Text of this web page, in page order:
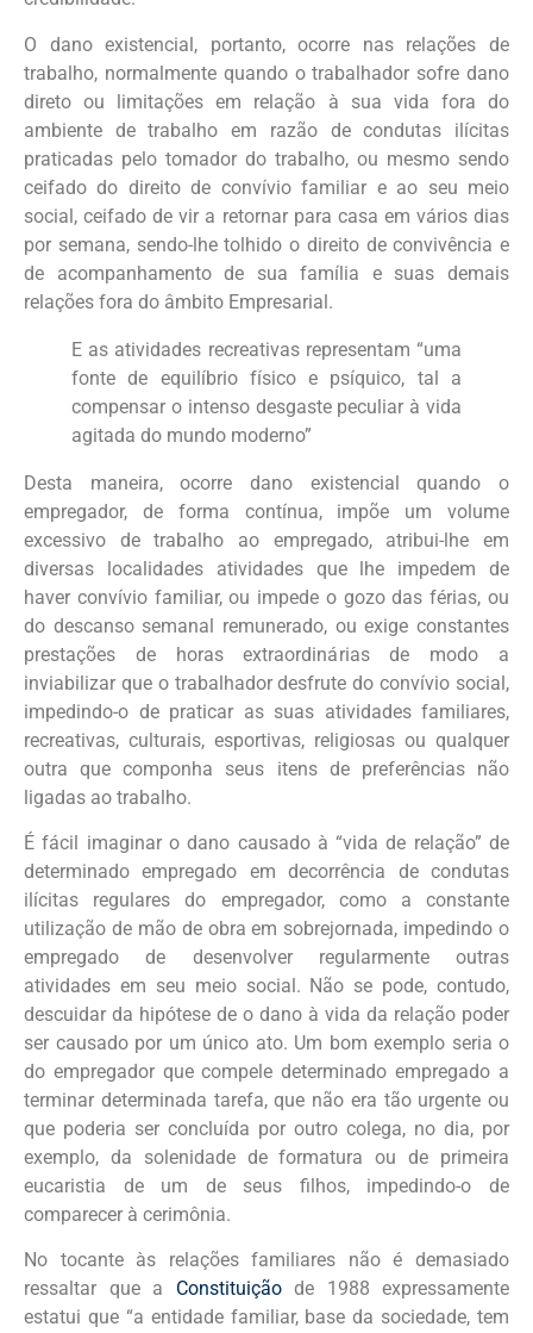
O dano existencial, portanto, ocorre nas relações de
trabalho, normalmente quando o trabalhador sofre dano
direto ou limitações em relação à sua vida fora do
ambiente de trabalho em razão de condutas ilícitas
praticadas pelo tomador do trabalho, ou mesmo sendo
ceifado do direito de convívio familiar e ao seu meio
social, ceifado de vir a retornar para casa em vários dias
por semana, sendo-lhe tolhido o direito de convivência e
de acompanhamento de sua família e suas demais
relações fora do âmbito Empresarial.
E as atividades recreativas representam “uma
fonte de equilíbrio físico e psíquico, tal a
compensar o intenso desgaste peculiar à vida
agitada do mundo moderno”
Desta maneira, ocorre dano existencial quando o
empregador, de forma contínua, impõe um volume
excessivo de trabalho ao empregado, atribui-lhe em
diversas localidades atividades que lhe impedem de
haver convívio familiar, ou impede o gozo das férias, ou
do descanso semanal remunerado, ou exige constantes
prestações de horas extraordinárias de modo a
inviabilizar que o trabalhador desfrute do convívio social,
impedindo-o de praticar as suas atividades familiares,
recreativas, culturais, esportivas, religiosas ou qualquer
outra que componha seus itens de preferências não
ligadas ao trabalho.
É fácil imaginar o dano causado à “vida de relação” de
determinado empregado em decorrência de condutas
ilícitas regulares do empregador, como a constante
utilização de mão de obra em sobrejornada, impedindo o
empregado de desenvolver regularmente outras
atividades em seu meio social. Não se pode, contudo,
descuidar da hipótese de o dano à vida da relação poder
ser causado por um único ato. Um bom exemplo seria o
do empregador que compele determinado empregado a
terminar determinada tarefa, que não era tão urgente ou
que poderia ser concluída por outro colega, no dia, por
exemplo, da solenidade de formatura ou de primeira
eucaristia de um de seus filhos, impedindo-o de
comparecer à cerimônia.
No tocante às relações familiares não é demasiado
ressaltar que a Constituiçãode 1988 expressamente
estatui que “a entidade familiar, base da sociedade, tem